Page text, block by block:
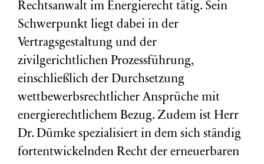
Rechtsanwalt im Energierecht tätig. Sein
Schwerpunkt liegt dabei in der
Vertragsgestaltung und der
zivilgerichtlichen Prozessführung,
einschließlich der Durchsetzung
wettbewerbsrechtlicher Ansprüche mit
energierechtlichem Bezug. Zudem ist Herr
Dr. Dümke spezialisiert in dem sich ständig
fortentwickelnden Recht der erneuerbaren